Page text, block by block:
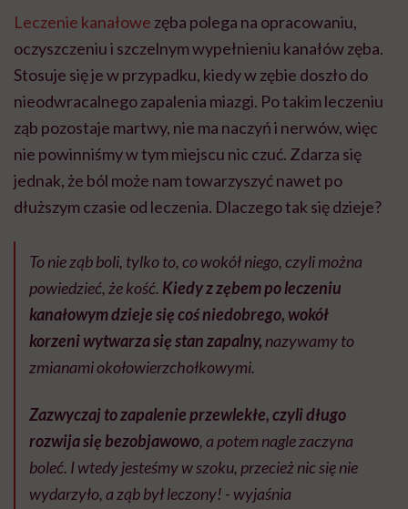
Leczenie kanałowe zęba polega na opracowaniu,
oczyszczeniu i szczelnym wypełnieniu kanałów zęba.
Stosuje się je w przypadku, kiedy w zębie doszło do
nieodwracalnego zapalenia miazgi. Po takim leczeniu
ząb pozostaje martwy, nie ma naczyń i nerwów, więc
nie powinniśmy w tym miejscu nic czuć. Zdarza się
jednak, że ból może nam towarzyszyć nawet po
dłuższym czasie od leczenia. Dlaczego tak się dzieje?
To nie ząb boli, tylko to, co wokół niego, czyli można
powiedzieć, że kość. Kiedy z zębem po leczeniu
kanałowym dzieje się coś niedobrego, wokół
korzeni wytwarza się stanzapalny, nazywamy to
zmianami okołowierzchołkowymi.
Zazwyczaj to zapalenie przewlekłe, czyli długo
rozwija się bezobjawowo, a potem nagle zaczyna
boleć. I wtedy jesteśmy w szoku, przecież nic się nie
wydarzyło, a ząb był leczony! ⁣- wyjaśnia